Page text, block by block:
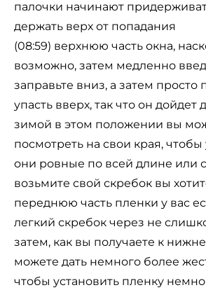
палочки начинают
держать верх от попадания
(08:59) верхнюю часть окна,
возможно, затем медленно
заправьте вниз, а затем просто
упасть вверх, так что он дойдет
зимой в этом положении вы
посмотреть на свои края, чтобы
они ровные по всей длине или
возьмите свой скребок вы
переднюю часть пленки у вас
легкий скребок через не
затем, как вы получаете к
можете дать немного более
чтобы установить пленку